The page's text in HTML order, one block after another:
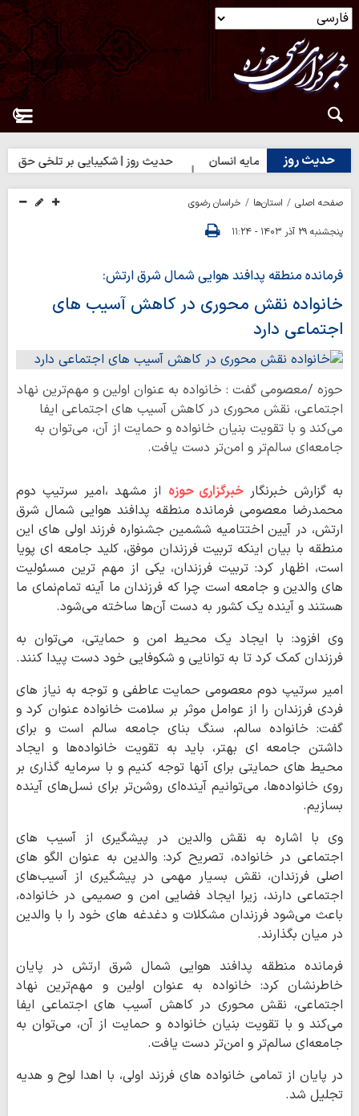
حدیث روز
| بهترین سرمایه انسان حدیث روز | شکیبایی بر تلخی حق
صفحه اصلی استان‌ها
خراسان رضوی
پنجشنبه ۲۹ آذر ۱۴۰۳ - ۱۱:۲۴
فرمانده منطقه پدافند هوایی شمال شرق ارتش:
خانواده نقش محوری در کاهش آسیب های
اجتماعی دارد
حوزه /معصومی گفت : خانواده به عنوان اولین و مهم‌ترین نهاد
اجتماعی، نقش محوری در کاهش آسیب‌ های اجتماعی ایفا
می‌کند و با تقویت بنیان خانواده و حمایت از آن، می‌توان به
جامعه‌ای سالم‌تر و امن‌تر دست یافت.
به گزارش خبرنگارخبرگزاری حوزه از مشهد ،امیر سرتیپ دوم
محمدرضا معصومی فرمانده منطقه پدافند هوایی شمال شرق
ارتش، در آیین اختتامیه ششمین جشنواره فرزند اولی های این
منطقه با بیان اینکه تربیت فرزندان موفق، کلید جامعه ای پویا
است، اظهار کرد: تربیت فرزندان، یکی از مهم‌ ترین مسئولیت‌
های والدین و جامعه است چرا که فرزندان ما آینه تمام‌نمای ما
هستند و آینده یک کشور به دست آن‌ها ساخته می‌شود.
وی افزود: با ایجاد یک محیط امن و حمایتی، می‌توان به
فرزندان کمک کرد تا به توانایی و شکوفایی خود دست پیدا کنند.
امیر سرتیپ دوم معصومی حمایت عاطفی و توجه به نیاز های
فردی فرزندان را از عوامل موثر بر سلامت خانواده عنوان کرد و
گفت: خانواده سالم، سنگ بنای جامعه سالم است و برای
داشتن جامعه‌ ای بهتر، باید به تقویت خانواده‌ها و ایجاد
محیط‌ های حمایتی برای آنها توجه کنیم و با سرمایه‌ گذاری بر
روی خانواده‌ها، می‌توانیم آینده‌ای روشن‌تر برای نسل‌های آینده
بسازیم.
وی با اشاره به نقش والدین در پیشگیری از آسیب‌ های
اجتماعی در خانواده، تصریح کرد: والدین به عنوان الگو های
اصلی فرزندان، نقش بسیار مهمی در پیشگیری از آسیب‌های
اجتماعی دارند، زیرا ایجاد فضایی امن و صمیمی در خانواده،
باعث می‌شود فرزندان مشکلات و دغدغه‌ های خود را با والدین
در میان بگذارند.
فرمانده منطقه پدافند هوایی شمال شرق ارتش در پایان
خاطرنشان کرد: خانواده به عنوان اولین و مهم‌ترین نهاد
اجتماعی، نقش محوری در کاهش آسیب‌ های اجتماعی ایفا
می‌کند و با تقویت بنیان خانواده و حمایت از آن، می‌توان به
جامعه‌ای سالم‌تر و امن‌تر دست یافت.
در پایان از تمامی خانواده های فرزند اولی، با اهدا لوح و هدیه
تجلیل شد.